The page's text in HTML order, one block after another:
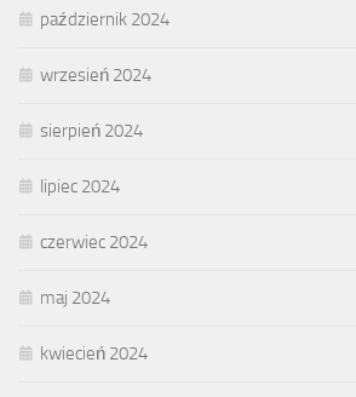
październik 2024
wrzesień 2024
sierpień 2024
lipiec 2024
czerwiec 2024
maj 2024
kwiecień 2024